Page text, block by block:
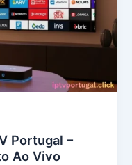
Portugal –
Ao Vivo